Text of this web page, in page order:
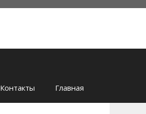
Контакты Главная